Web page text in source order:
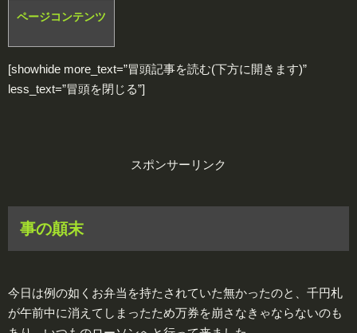
ページコンテンツ
[showhide more_text=”冒頭記事を読む(下方に開きます)”
less_text=”冒頭を閉じる”]
スポンサーリンク
事の顛末
今日は例の如くお弁当を持たされていた無かったのと、千円札
が午前中に消えてしまったため万券を崩さなきゃならないのも